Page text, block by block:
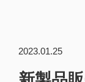
2023.01.25